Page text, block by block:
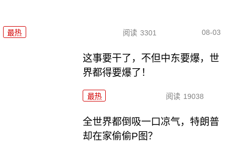
最热 阅读 3301 08-03
这事要干了，不但中东要爆，世
界都得要爆了！
最热 阅读 19038
全世界都倒吸一口凉气，特朗普
却在家偷偷P图？